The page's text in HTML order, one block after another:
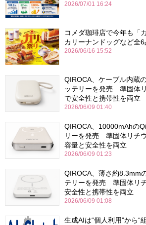
2026/07/01 16:24
コメダ珈琲店で今年も
カリーナンドッグなど全
2026/06/16 15:52
QIROCA、ケーブル内蔵
ッテリーを発売 準固体
で安全性と携帯性を両立
2026/06/09 01:40
QIROCA、10000mAhの
リーを発売 準固体リチ
容量と安全性を両立
2026/06/09 01:23
QIROCA、薄さ約8.3mm
テリーを発売 準固体リ
安全性と携帯性を両立
2026/06/09 01:08
生成AIは“個人利用”から